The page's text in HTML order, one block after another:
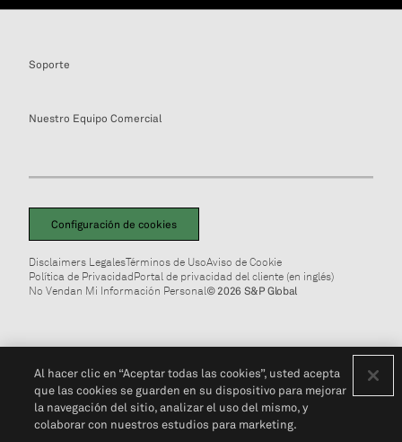
Soporte
Nuestro Equipo Comercial
Configuración de cookies
Disclaimers LegalesTérminos de UsoAviso de Cookie
Política de PrivacidadPortal de privacidad del cliente (en inglés)
No Vendan Mi Información Personal© 2026 S&P Global
Al hacer clic en “Aceptar todas las cookies”, usted acepta
que las cookies se guarden en su dispositivo para mejorar
la navegación del sitio, analizar el uso del mismo, y
colaborar con nuestros estudios para marketing.